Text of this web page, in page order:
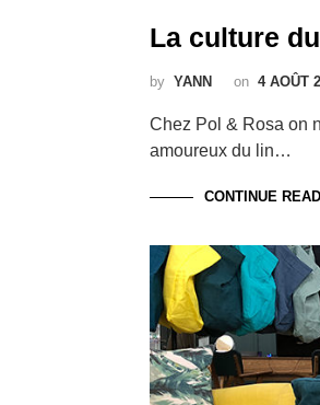
La culture
by YANN on 4 AOÛT
Chez Pol & Rosa on
amoureux du lin…
CONTINUE